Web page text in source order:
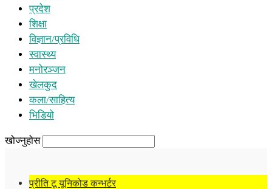
प्रदेश
शिक्षा
विज्ञान/प्रविधि
स्वास्थ्य
मनोरञ्जन
खेलकुद
कला/साहित्य
भिडियो
खोज्नुहोस
प्रीति टू यूनिकोड कन्भर्टर